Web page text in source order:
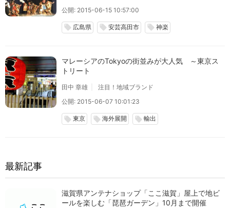
公開: 2015-06-15 10:57:00
local_offer 広島県 local_offer 安芸高田市 local_offer 神楽
マレーシアのTokyoの街並みが大人気 ～東京ス
トリート
田中 章雄
注目！地域ブランド
公開: 2015-06-07 10:01:23
local_offer 東京 local_offer 海外展開 local_offer 輸出
最新記事
滋賀県アンテナショップ「ここ滋賀」屋上で地ビ
ールを楽しむ「琵琶ガーデン」10月まで開催